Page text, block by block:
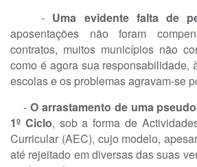
- Uma evidente falta de
aposentações não foram
contratos, muitos municípios não
como é agora sua responsabilidade,
escolas e os problemas agravam-se
-O arrastamento de uma
1º Ciclo, sob a forma de
Curricular (AEC), cujo modelo,
até rejeitado em diversas das suas